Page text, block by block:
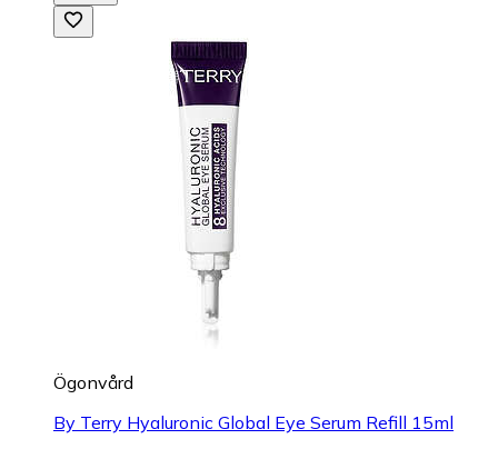
Ögonvård
By Terry Hyaluronic Global Eye Serum Refill 15ml